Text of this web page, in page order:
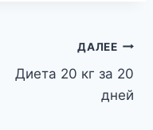
ДАЛЕЕ
Диета 20 кг за 20
дней